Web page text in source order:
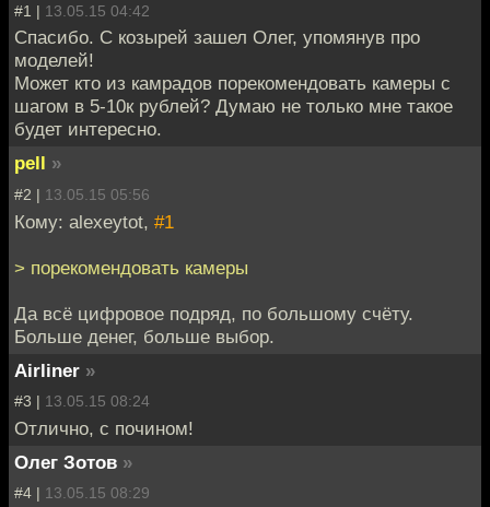
#1 | 13.05.15 04:42
Спасибо. С козырей зашел Олег, упомянув про
моделей!
Может кто из камрадов порекомендовать камеры с
шагом в 5-10к рублей? Думаю не только мне такое
будет интересно.
pell »
#2 | 13.05.15 05:56
Кому: alexeytot, #1
> порекомендовать камеры
Да всё цифровое подряд, по большому счёту.
Больше денег, больше выбор.
Airliner »
#3 | 13.05.15 08:24
Отлично, с почином!
Олег Зотов »
#4 | 13.05.15 08:29